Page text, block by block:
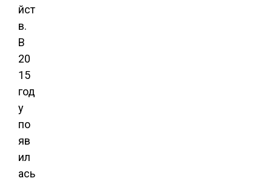
йст
в.
В
20
15
год
у
по
яв
ил
ась